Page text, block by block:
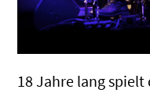
18 Jahre lang